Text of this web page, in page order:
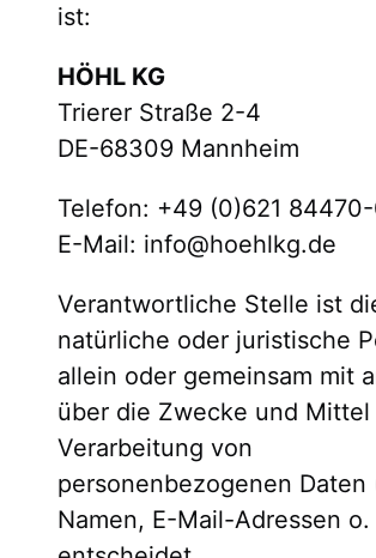
ist:
HÖHL KG
Trierer Straße 2-4
DE-68309 Mannheim
Telefon: +49 (0)621
E-Mail: info@hoehlkg.de
Verantwortliche Stelle ist
natürliche oder juristische
allein oder gemeinsam mit
über die Zwecke und Mittel
Verarbeitung von
personenbezogenen Daten
Namen, E-Mail-Adressen o.